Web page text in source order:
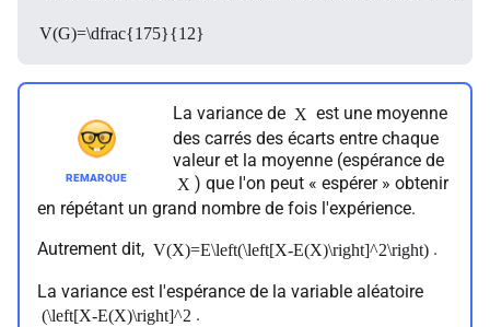
V(G)=\dfrac{175}{12}
La variance de X est une moyenne
des carrés des écarts entre chaque
valeur et la moyenne (espérance de
X ) que l'on peut « espérer » obtenir
en répétant un grand nombre de fois l'expérience.
Autrement dit, V(X)=E\left(\left[X-E(X)\right]^2\right) .
La variance est l'espérance de la variable aléatoire
(\left[X-E(X)\right]^2 .